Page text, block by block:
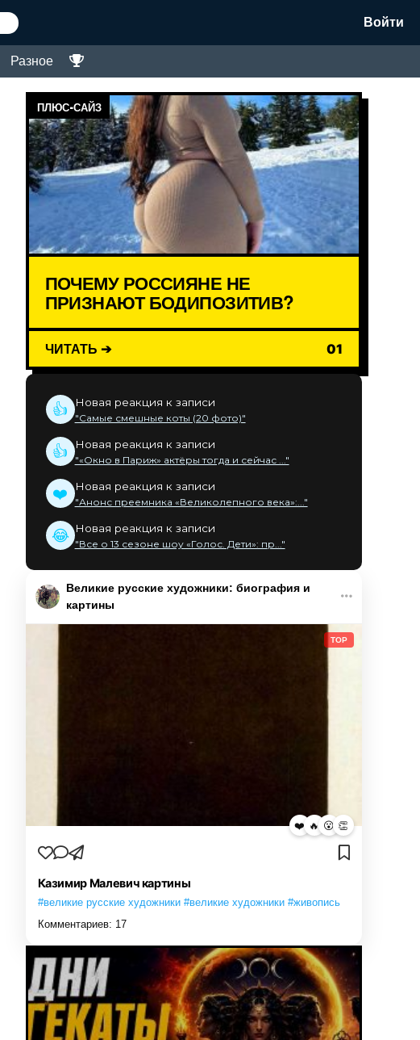
Войти
Разное
ПЛЮС-САЙЗ
ПОЧЕМУ РОССИЯНЕ НЕ
ПРИЗНАЮТ БОДИПОЗИТИВ?
ЧИТАТЬ ➔ 01
👍 Новая реакция к записи
"Самые смешные коты (20 фото)"
👍 Новая реакция к записи
"«Окно в Париж» актёры тогда и сейчас ..."
❤️ Новая реакция к записи
"Анонс преемника «Великолепного века»:..."
😂 Новая реакция к записи
"Все о 13 сезоне шоу «Голос. Дети»: пр..."
Великие русские художники: биография и
картины
TOP
❤️ 🔥 😮 👏
Казимир Малевич картины
#великие русские художники #великие художники #живопись
Комментариев: 17